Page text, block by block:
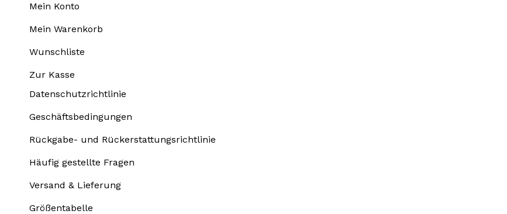
Mein Konto
Mein Warenkorb
Wunschliste
Zur Kasse
Datenschutzrichtlinie
Geschäftsbedingungen
Rückgabe- und Rückerstattungsrichtlinie
Häufig gestellte Fragen
Versand & Lieferung
Größentabelle